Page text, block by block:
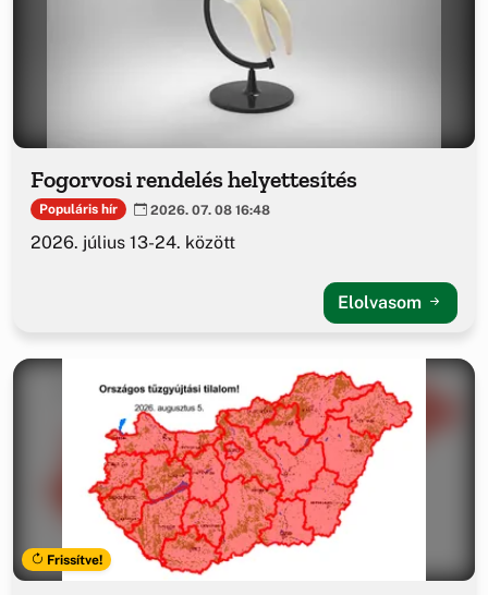
Fogorvosi rendelés helyettesítés
Populáris hír 2026. 07. 08 16:48
2026. július 13-24. között
Elolvasom
Frissítve!